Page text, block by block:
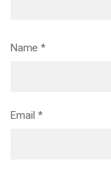
Name *
Email *